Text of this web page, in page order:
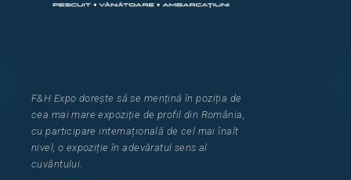
F&H Expo dorește să se mențină în poziția de
cea mai mare expoziție de profil din România,
cu participare internațională de cel maiînalt
nivel, o expoziție în adevăratul sens al
cuvântului.